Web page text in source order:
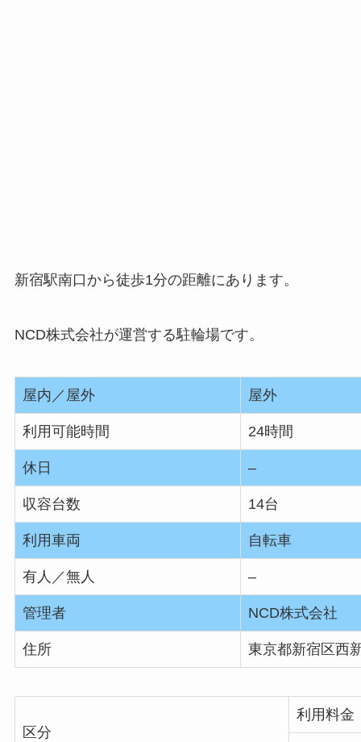
新宿駅南口から徒歩1分の距離にあります。
NCD株式会社が運営する駐輪場です。
屋内／屋外 屋外
利用可能時間 24時間
休日 –
収容台数 14台
利用車両 自転車
有人／無人 –
管理者 NCD株式会社
住所 東京都新宿区西
区分
利用料金